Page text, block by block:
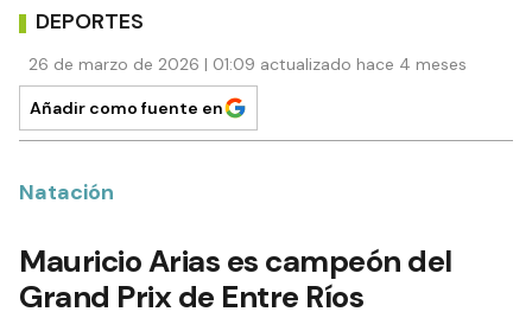
DEPORTES
26 de marzo de 2026 | 01:09 actualizado hace 4 meses
Añadir como fuente en
Natación
Mauricio Arias es campeón del
Grand Prix de Entre Ríos